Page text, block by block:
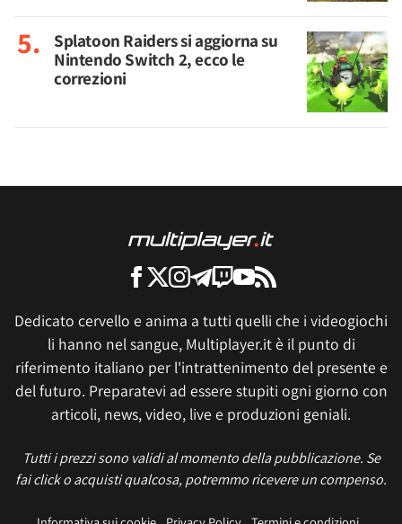
Splatoon Raiders si aggiorna su
Nintendo Switch 2, ecco le
correzioni
Dedicato cervello e anima a tutti quelli che i videogiochi
li hanno nel sangue, Multiplayer.it è il punto di
riferimento italiano per l'intrattenimento del presente e
del futuro. Preparatevi ad essere stupiti ogni giorno con
articoli, news, video, live e produzioni geniali.
Tutti i prezzi sono validi al momento della pubblicazione. Se
fai click o acquisti qualcosa, potremmo ricevere un compenso.